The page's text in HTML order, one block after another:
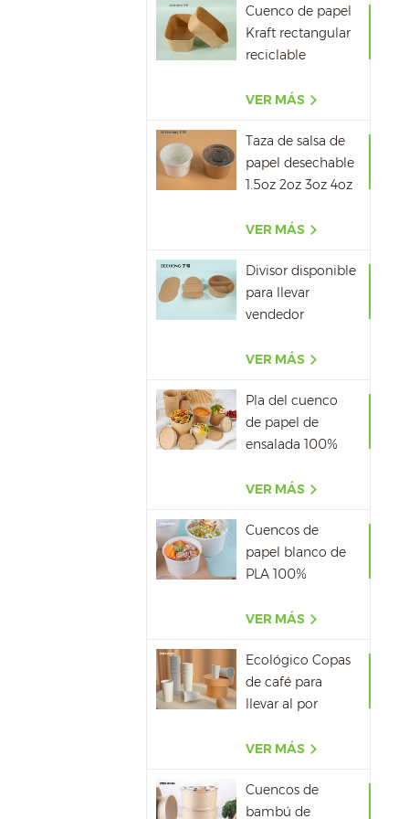
Cuenco de papel
Kraft rectangular
reciclable
VER MÁS
Taza de salsa de
papel desechable
1.5oz 2oz 3oz 4oz
VER MÁS
Divisor disponible
para llevar
vendedor
del cuenco de
VER MÁS
Pla del cuenco
de papel de
ensalada 100%
por mayor
VER MÁS
Cuencos de
papel blanco de
PLA 100%
con tapa
VER MÁS
Ecológico Copas
de café para
llevar al por
VER MÁS
Cuencos de
bambú de